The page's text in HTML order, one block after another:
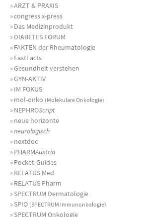
»ARZT & PRAXIS
»congress x-press
»Das Medizinprodukt
»DIABETES FORUM
»FAKTEN der Rheumatologie
»FastFacts
»Gesundheit verstehen
»GYN-AKTIV
»IM FOKUS
»mol-onko (Molekulare Onkologie)
»NEPHROScript
»neue horizonte
»neurologisch
»nextdoc
»PHARMAustria
»Pocket-Guides
»RELATUS Med
»RELATUS Pharm
»SPECTRUM Dermatologie
»SPIO (SPECTRUM Immunonkologie)
»SPECTRUM Onkologie